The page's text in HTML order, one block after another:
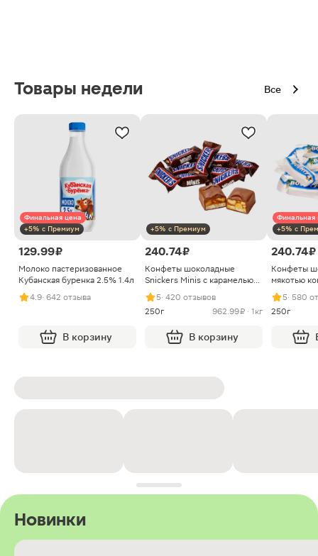
Товары недели Все
Финальная цена
+5% с Премиум
129.99 ₽
Молоко пастеризованное
Кубанская буренка 2.5% 1.4л
4.9· 642 отзыва
В корзину
+5% с Премиум
240.74 ₽
Конфеты шоколадные
Snickers Minis с карамелью
арахисом и нугой
5· 420 отзывов
250г
962.99 ₽ · 1кг
В корзину
Финальная
+5% с
240.74 ₽
Конфеты
мякотью
5· 580
250г
Новинки